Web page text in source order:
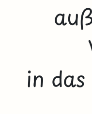
in